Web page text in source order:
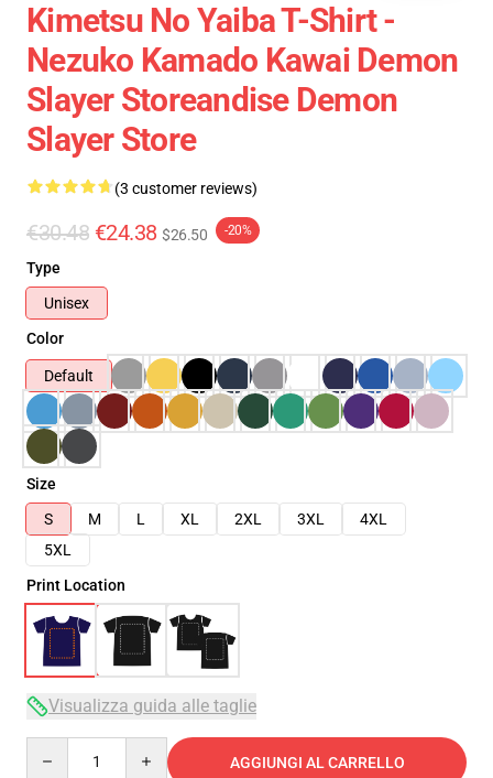
Kimetsu No Yaiba T-Shirt -
Nezuko Kamado Kawai Demon
Slayer Storeandise Demon
Slayer Store
(3 customer reviews)
€30.48 €24.38 $26.50 -20%
Type
Unisex
Color
Default
Size
S
M L XL 2XL 3XL
4XL
5XL
Print Location
Visualizza guida alle taglie
AGGIUNGI AL CARRELLO